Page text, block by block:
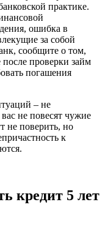
практике.
ошибка в
за собой
сообщите о том,
проверки займ
погашения
– не
не повесят чужие
не поверить, но
к
кредит 5 лет